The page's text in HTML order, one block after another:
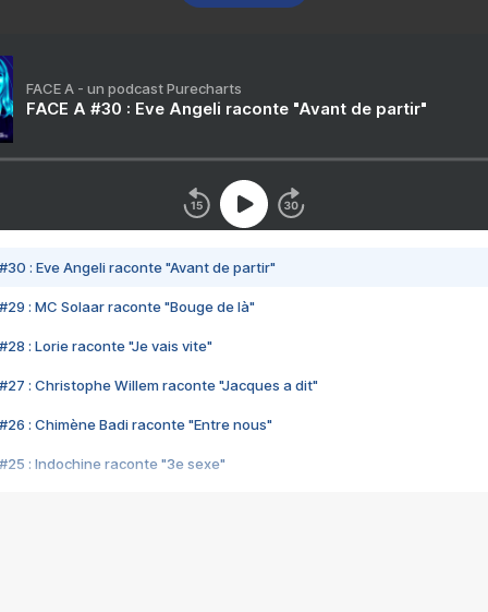
FACE A - un podcast Purecharts
FACE A #30 : Eve Angeli raconte "Avant de partir"
#30 : Eve Angeli raconte "Avant de partir"
#29 : MC Solaar raconte "Bouge de là"
#28 : Lorie raconte "Je vais vite"
#27 : Christophe Willem raconte "Jacques a dit"
#26 : Chimène Badi raconte "Entre nous"
#25 : Indochine raconte "3e sexe"